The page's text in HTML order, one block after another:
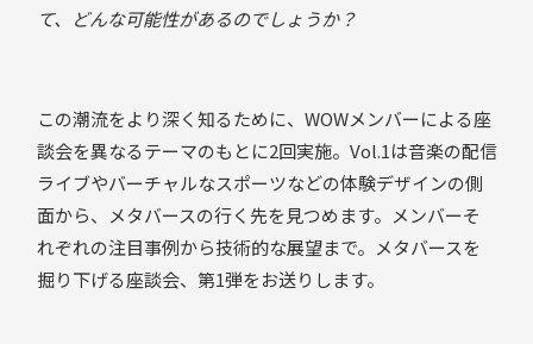
て、どんな可能性があるのでしょうか？
この潮流をより深く知るために、WOWメンバーによる座
談会を異なるテーマのもとに2回実施。Vol.1は音楽の配信
ライブやバーチャルなスポーツなどの体験デザインの側
面から、メタバースの行く先を見つめます。メンバーそ
れぞれの注目事例から技術的な展望まで。メタバースを
掘り下げる座談会、第1弾をお送りします。